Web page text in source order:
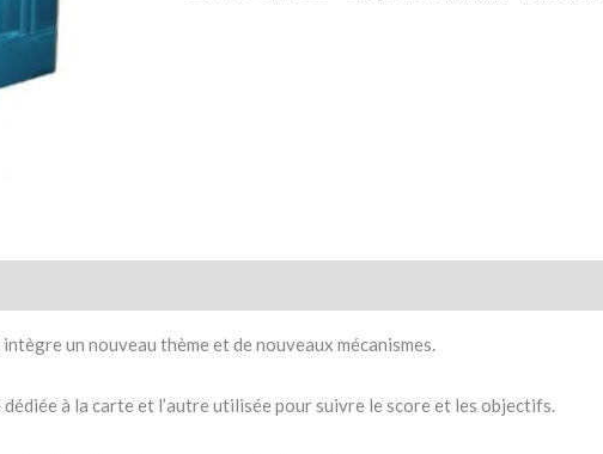
un nouveau thème et de nouveaux mécanismes.
à la carte et l’autre utilisée pour suivre le score et les objectifs.